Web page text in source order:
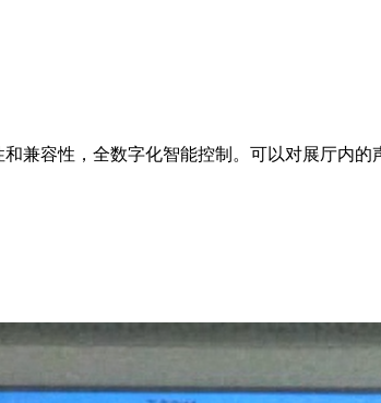
兼容性，全数字化智能控制。可以对展厅内